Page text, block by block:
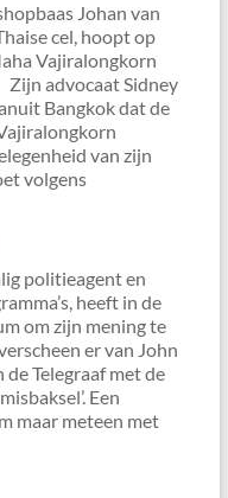
Johan van
cel, hoopt op
Vajiralongkorn
advocaat Sidney
Bangkok dat de
van zijn
volgens
politieagent en
heeft in de
om zijn mening te
er van John
Telegraaf met de
Een
maar meteen met